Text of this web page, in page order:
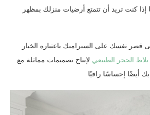
إذا كنت تريد أن تتمتع أرضيات منزلك بمظهر
قصر نفسك على السيراميك باعتباره الخيار
بلاط الحجر الطبيعي لإنتاج تصميمات مماثلة مع